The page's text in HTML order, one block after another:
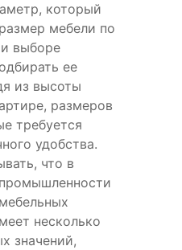
который
мебели по
выборе
ее
из высоты
размеров
требуется
удобства.
что в
несколько
значений,